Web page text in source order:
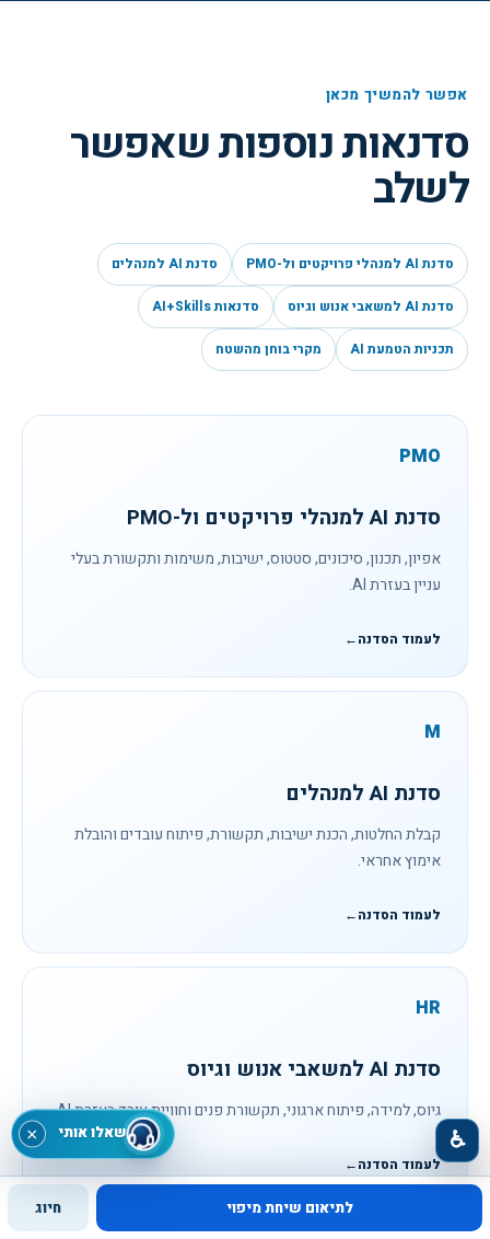
אפשר להמשיך מכאן
סדנאות נוספות שאפשר
לשלב
סדנת AI למנהלי פרויקטים ול-PMO סדנת AI למנהלים
סדנת AI למשאבי אנוש וגיוס סדנאות AI+Skills
תכניות הטמעת AI מקרי בוחן מהשטח
PMO
סדנת AI למנהלי פרויקטים ול-PMO
אפיון, תכנון, סיכונים, סטטוס, ישיבות, משימות ותקשורת בעלי
עניין בעזרת AI.
לעמוד הסדנה←
M
סדנת AI למנהלים
קבלת החלטות, הכנת ישיבות, תקשורת, פיתוח עובדים והובלת
אימוץ אחראי.
לעמוד הסדנה←
HR
סדנת AI למשאבי אנוש וגיוס
גיוס, למידה, פיתוח ארגוני, תקשורת פנים וחוויית עובד בעזרת AI.
לעמוד הסדנה←
לתיאום שיחת מיפוי חיוג
שאלו אותי × ♿